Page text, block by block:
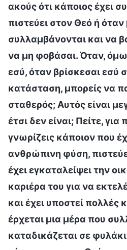
ακούς ότι κάποιος έχει
πιστεύει στον Θεό ή
συλλαμβάνονται και να
να μη φοβάσαι. Όταν,
εσύ, όταν βρίσκεσαι εσύ
κατάσταση, μπορείς να
σταθερός; Αυτός είναι
έτσι δεν είναι; Πείτε, για
γνωρίζεις κάποιον που
ανθρώπινη φύση,
έχει εγκαταλείψει την
καριέρα του για να
και έχει υποστεί πολλές
έρχεται μια μέρα που
καταδικάζεται σε